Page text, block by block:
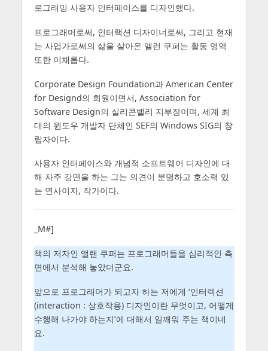
로그래밍 사용자 인터페이스를 디자인했다.
프로그래머로써, 인터랙션 디자이너로써, 그리고 현재
는 사업가로써의 삶을 살아온 앨런 쿠퍼는 활동 영역
또한 이채롭다.
Corporate Design Foundation과 American Center
for Designd의 회원이면서, Association for
Software Design의 실리콘밸리 지부장이며, 세계 최
대의 윈도우 개발자 단체인 SEF의 Windows SIG의 창
립자이다.
사용자 인터페이스와 개념적 소프트웨어 디자인에 대
해 자주 강연을 하는 그는 의견이 분명하고 호소력 있
는 연사이자, 작가이다.
_M#]
책의 저자인 앨랜 쿠퍼는 프로그래머들을 심리적인 측
면에서 분석해 놓았더군요.
앞으로 프로그래머가 되고자 하는 저에게 ‘인터렉션
(interaction : 상호작용) 디자인이란 무엇이고, 어떻게
수행해 나가야 하는지’에 대해서 일깨워 주는 책이네
요.